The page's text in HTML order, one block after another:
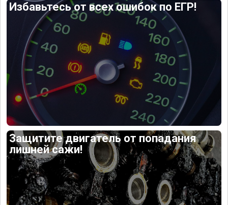
Избавьтесь от всех ошибок по ЕГР!
Защитите двигатель от попадания
лишней сажи!